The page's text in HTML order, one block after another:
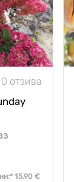
0 отзива
15.90 €